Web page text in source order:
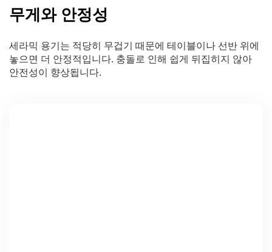
무게와 안정성
세라믹 용기는 적당히 무겁기 때문에 테이블이나 선반 위에
놓으면 더 안정적입니다. 충돌로 인해 쉽게 뒤집히지 않아
안전성이 향상됩니다.